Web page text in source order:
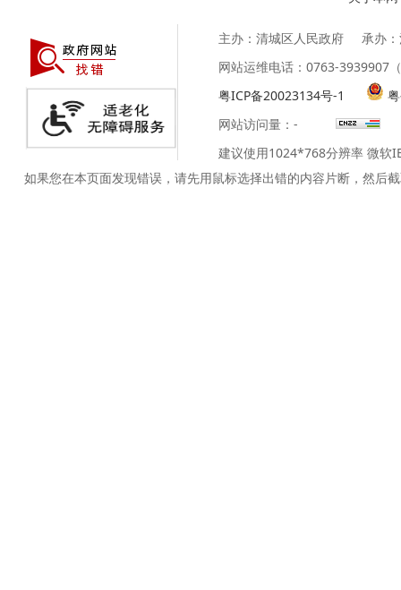
主办：清城区人民政府
承办
网站运维电话：0763-3939907
粤ICP备20023134号-1
网站访问量： -
建议使用1024*768分辨率 微软
如果您在本页面发现错误，请先用鼠标选择出错的内容片断，然后